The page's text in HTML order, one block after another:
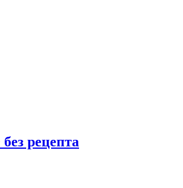
рецепта